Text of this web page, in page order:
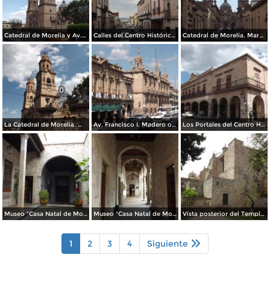
Catedral de Morelia y Av. Francisco I. Madero. Marzo/2016 Calles del Centro Histórico de Morelia. Marzo/2016 Catedral de Morelia. Marzo/2016
La Catedral de Morelia. Marzo/2016 Av. Francisco I. Madero oriente. Marzo/2016 Los Portales del Centro Histórico. Marzo/2016
Museo "Casa Natal de Morelos". Marzo/2016 Museo "Casa Natal de Morelos". Marzo/2016 Vista posterior del Templo de San Agustín. Marzo/2016
1 2 3 4 Siguiente